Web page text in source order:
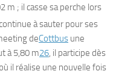
m ; il casse sa perche lors
à sauter pour ses
deCottbus une
à 5,80 m26, il participe dès
il réalise une nouvelle fois